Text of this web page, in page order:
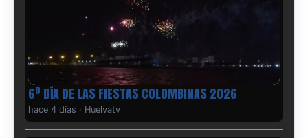
6º DÍA DE LAS FIESTAS COLOMBINAS 2026
hace 4 días · Huelvatv